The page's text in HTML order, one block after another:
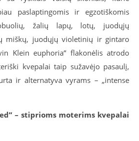
paslaptingomis ir egzotiškomis
žalių lapų, lotų, juodųjų
miškų, juodųjų violetinių ir gintaro
Klein euphoria“ flakonėlis atrodo
kvepalai taip sužavėjo pasaulį,
ir alternatyva vyrams – „intense
– stiprioms moterims kvepalai